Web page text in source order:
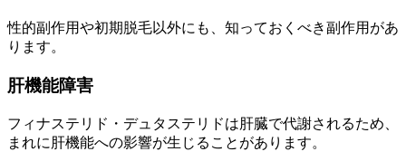
性的副作用や初期脱毛以外にも、知っておくべき副作用があ
ります。
肝機能障害
フィナステリド・デュタステリドは肝臓で代謝されるため、
まれに肝機能への影響が生じることがあります。